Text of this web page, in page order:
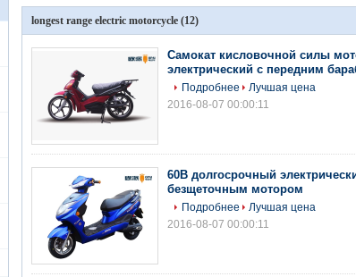
longest range electric motorcycle (12)
Самокат кисловочной силы
электрический с передним
Подробнее
Лучшая цена
2016-08-07 00:00:11
60В долгосрочный
безщеточным мотором
Подробнее
Лучшая цена
2016-08-07 00:00:11